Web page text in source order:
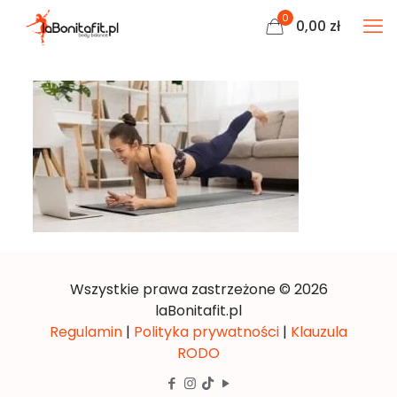
0 0,00 zł
Wszystkie prawa zastrzeżone © 2026
laBonitafit.pl
Regulamin | Polityka prywatności | Klauzula
RODO